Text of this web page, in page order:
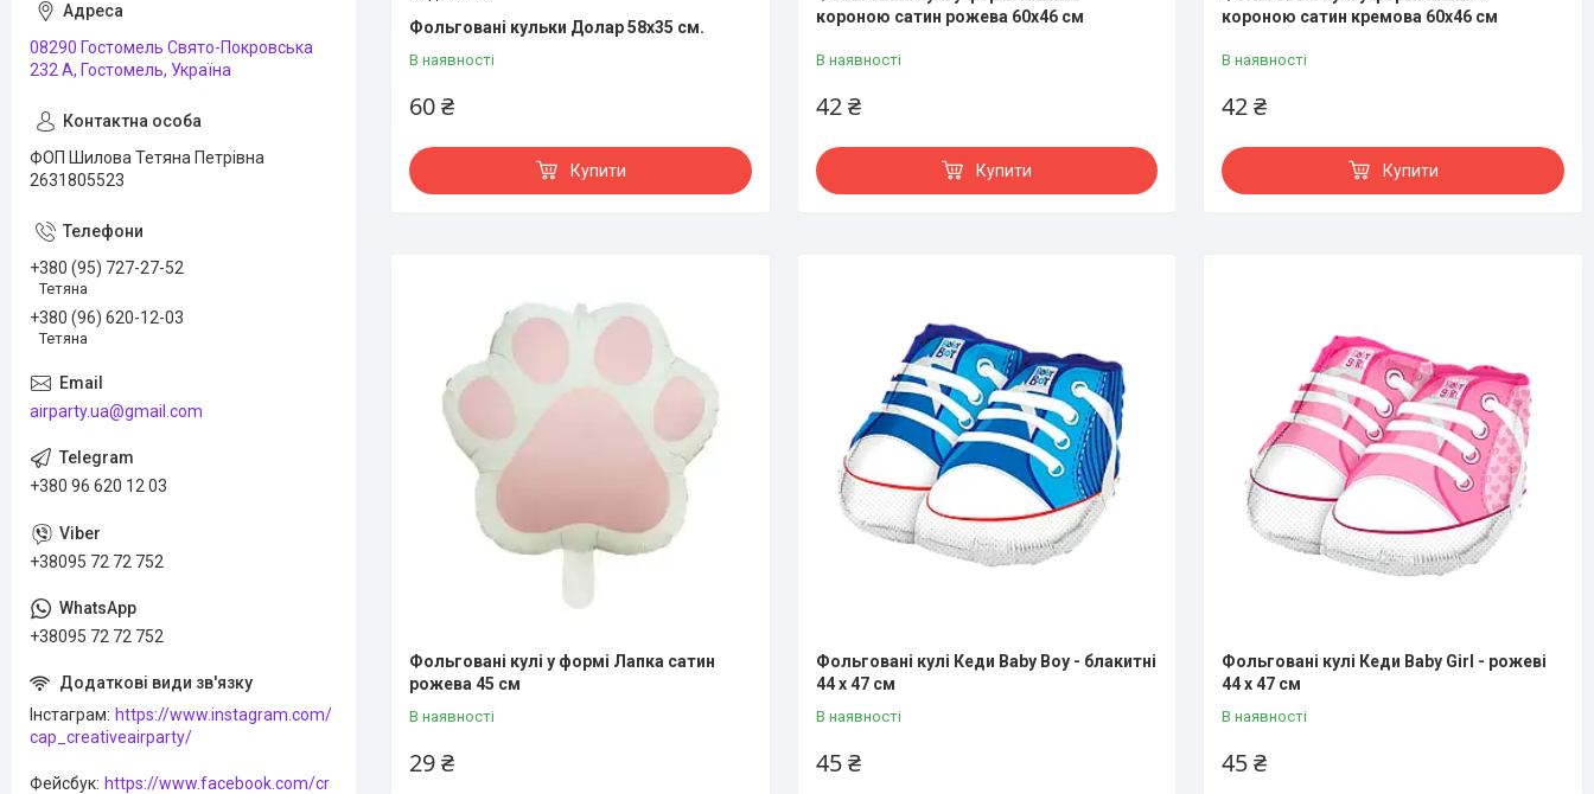
Фольговані кульки Долар 58х35 см.
В наявності
60 ₴
Купити
короною сатин рожева 60х46 см
В наявності
42 ₴
Купити
короною сатин кремова 60х46 см
В наявності
42 ₴
Купити
Фольговані кулі у формі Лапка сатин
рожева 45 см
В наявності
29 ₴
Фольговані кулі Кеди Baby Boy - блакитні
44 x 47 см
В наявності
45 ₴
Фольговані кулі Кеди Baby Girl - рожеві
44 x 47 см
В наявності
45 ₴
08290 Гостомель Свято-Покровська
232 А, Гостомель, Україна
ФОП Шилова Тетяна Петрівна
2631805523
+380 (95) 727-27-52
Тетяна
+380 (96) 620-12-03
Тетяна
airparty.ua@gmail.com
+380 96 620 12 03
+38095 72 72 752
+38095 72 72 752
Інстаграм https://www.instagram.com/
cap_creativeairparty/
Фейсбук https://www.facebook.com/cr